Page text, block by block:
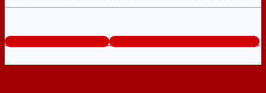
www.baogiacuanhom.com Tổng đài tư vấn miễn phí: 0824.400.400